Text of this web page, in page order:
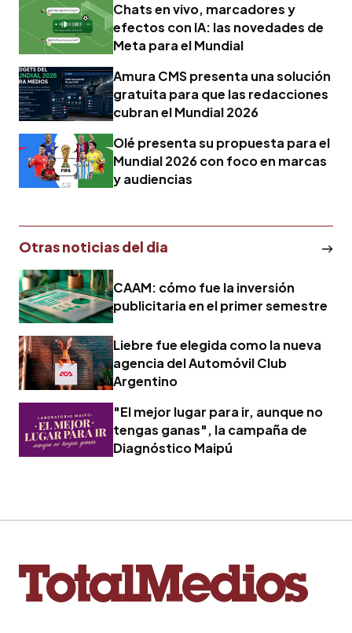
Chats en vivo, marcadores y
efectos con IA: las novedades de
Meta para el Mundial
Amura CMS presenta una solución
gratuita para que las redacciones
cubran el Mundial 2026
Olé presenta su propuesta para el
Mundial 2026 con foco en marcas
y audiencias
Otras noticias del dia
CAAM: cómo fue la inversión
publicitaria en el primer semestre
Liebre fue elegida como la nueva
agencia del Automóvil Club
Argentino
"El mejor lugar para ir, aunque no
tengas ganas", la campaña de
Diagnóstico Maipú